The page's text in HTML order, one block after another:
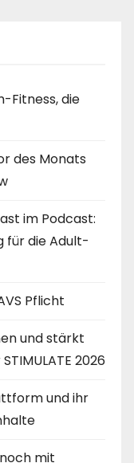
Fitness, die
des Monats
im Podcast:
für die Adult-
Pflicht
und stärkt
2026
und ihr
mit